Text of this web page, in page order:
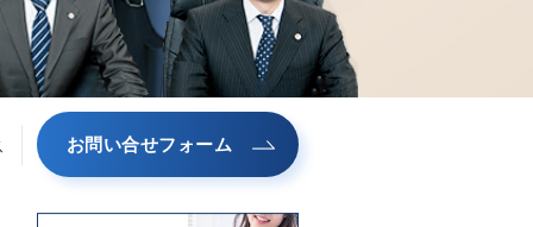
お問い合せフォーム